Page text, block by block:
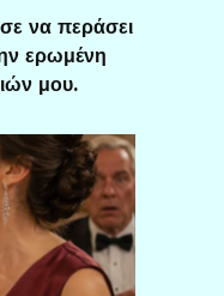
να περάσει
ερωμένη
μου.